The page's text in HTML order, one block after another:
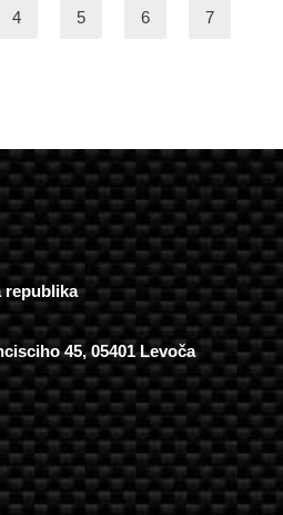
4 5 6 7
republika
45, 05401 Levoča